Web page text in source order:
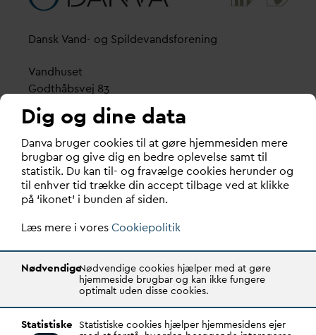
Dansk Vand- og Spildevandsforening
Vandhuset
Godthåbsvej 83
8660 Skanderborg
København
Vester Farimagsgade 1, 5. sal.
1606 København V
Tlf.: 70 21 00 55
d
a.dk
Transparency Register: REG 0105047100027-26
Dig og dine data
Danva bruger cookies til at gøre hjemmesiden mere
brugbar og give dig en bedre oplevelse samt til
statistik. Du kan til- og fravælge cookies herunder og
til enhver tid trække din accept tilbage ved at klikke
på ‘ikonet’ i bunden af siden.
Læs mere i voresCookiepolitik
NødvendigeNødvendige cookies hjælper med at gøre
hjemmeside brugbar og kan ikke fungere
optimalt uden disse cookies.
Statistiske Statistiske cookies hjælper hjemmesidens ejer